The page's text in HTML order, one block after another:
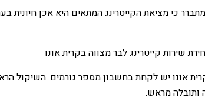
כי מציאת הקייטרינג המתאים היא אכן
אונו יש לקחת בחשבון מספר גורמים. השיקול
ותובלה מראש.